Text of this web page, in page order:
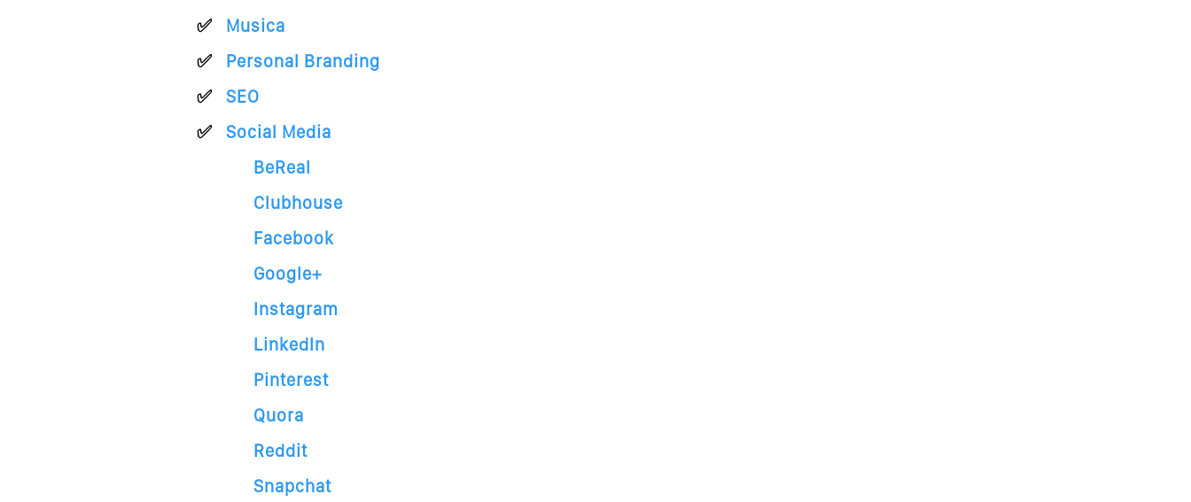
Musica
Personal Branding
SEO
Social Media
BeReal
Clubhouse
Facebook
Google+
Instagram
LinkedIn
Pinterest
Quora
Reddit
Snapchat